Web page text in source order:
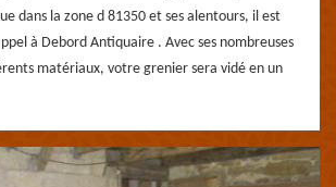
dans la zone d 81350 et ses alentours, il est
à Debord Antiquaire . Avec ses nombreuses
matériaux, votre grenier sera vidé en un